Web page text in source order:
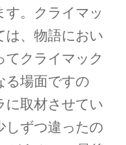
す。クライマッ
は、物語におい
てクライマック
る場面ですの
に取材させてい
しずつ違ったの